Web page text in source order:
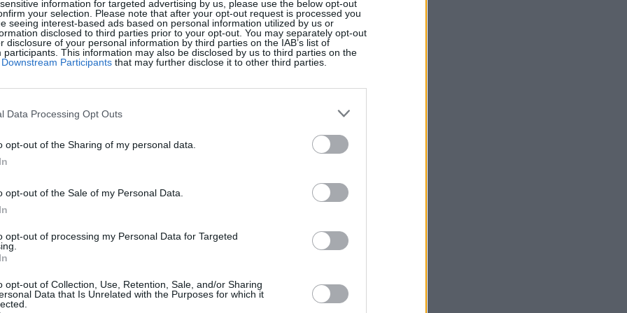
information for targeted advertising by us, please use the below opt-out
your selection. Please note that after your opt-out request is processed you
seeing interest-based ads based on personal information utilized by us or
disclosed to third parties prior to your opt-out. You may separately opt-out
disclosure of your personal information by third parties on the IAB’s list of
participants. This information may also be disclosed by us to third parties on the
Downstream Participants that may further disclose it to other third parties.
Data Processing Opt Outs
opt-out of the Sharing of my personal data.
opt-out of the Sale of my Personal Data.
opt-out of processing my Personal Data for Targeted
opt-out of Collection, Use, Retention, Sale, and/or Sharing
Data that Is Unrelated with the Purposes for which it
también podría gustarte: